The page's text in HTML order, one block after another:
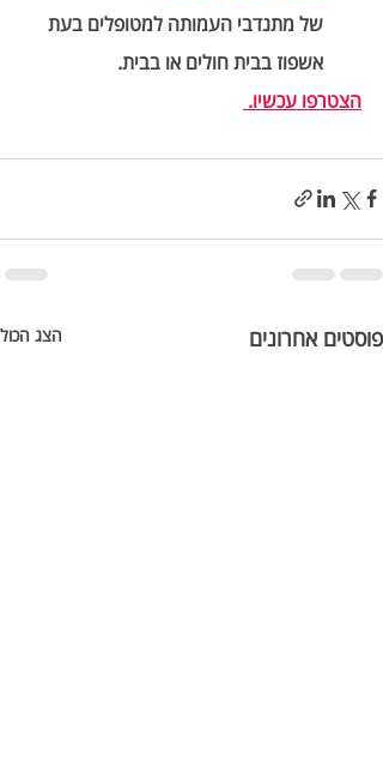
של מתנדבי העמותה למטופלים בעת
אשפוז בבית חולים או בבית.
הצטרפו עכשיו.
פוסטים אחרונים הצג הכול